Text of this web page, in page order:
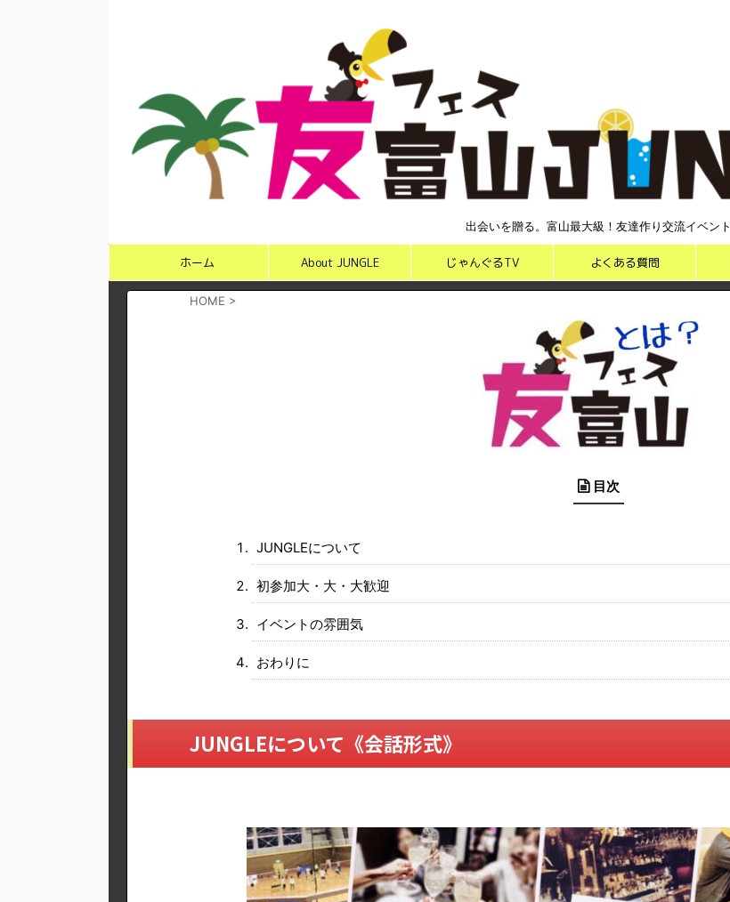
出会いを贈る。富山最大級！友達作り交流イベント
ホーム About JUNGLE じゃんぐるTV よくある質問
HOME >
目次
JUNGLEについて
初参加大・大・大歓迎
イベントの雰囲気
おわりに
JUNGLEについて《会話形式》